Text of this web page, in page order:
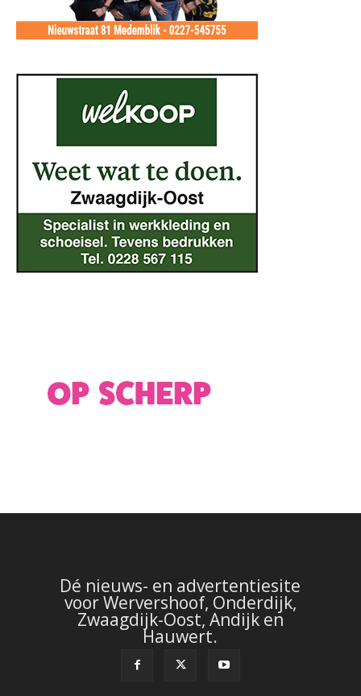
Dé nieuws- en advertentiesite
voor Wervershoof, Onderdijk,
Zwaagdijk-Oost, Andijk en
Hauwert.